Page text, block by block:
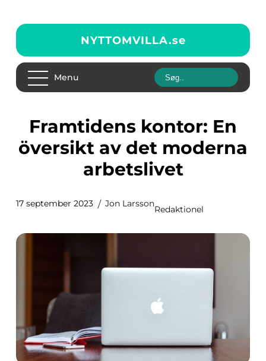
NYTTOMVILLA.se
Menu
Framtidens kontor: En
översikt av det moderna
arbetslivet
17 september 2023 Jon Larsson
Redaktionel